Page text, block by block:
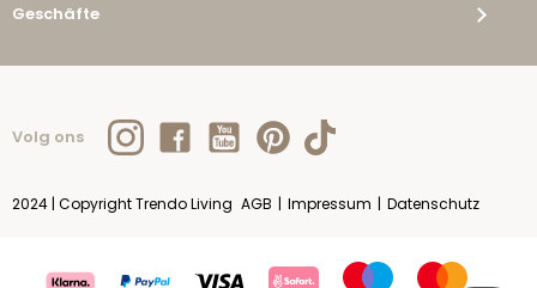
Geschäfte
Volg ons
2024 | Copyright Trendo Living AGB | Impressum | Datenschutz